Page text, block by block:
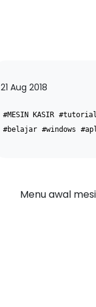
21 Aug 2018
#MESIN KASIR #tutorial
#belajar #windows
Menu awal